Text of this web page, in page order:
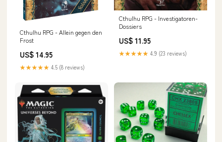
Cthulhu RPG - Allein gegen den
Frost
US$ 14.95
★★★★★ 4.5 (8 reviews)
Cthulhu RPG - Investigatoren-
Dossiers
US$ 11.95
★★★★★ 4.9 (23 reviews)